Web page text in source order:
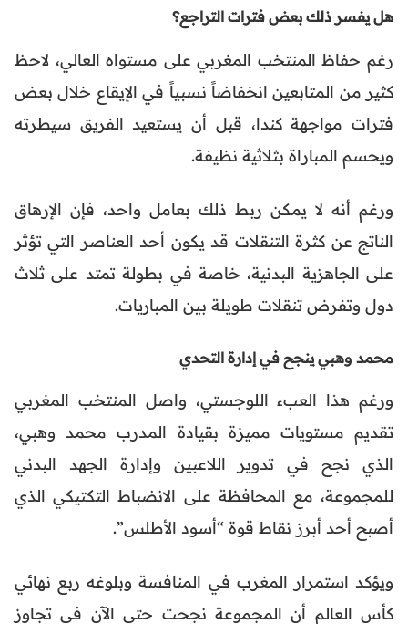
هل يفسر ذلك بعض فترات التراجع؟
رغم حفاظ المنتخب المغربي على مستواه العالي، لاحظ
كثير من المتابعين انخفاضاً نسبياً في الإيقاع خلال بعض
فترات مواجهة كندا، قبل أن يستعيد الفريق سيطرته
ويحسم المباراة بثلاثية نظيفة.
ورغم أنه لا يمكن ربط ذلك بعامل واحد، فإن الإرهاق
الناتج عن كثرة التنقلات قد يكون أحد العناصر التي تؤثر
على الجاهزية البدنية، خاصة في بطولة تمتد على ثلاث
دول وتفرض تنقلات طويلة بين المباريات.
محمد وهبي ينجح في إدارة التحدي
ورغم هذا العبء اللوجستي، واصل المنتخب المغربي
تقديم مستويات مميزة بقيادة المدرب محمد وهبي،
الذي نجح في تدوير اللاعبين وإدارة الجهد البدني
للمجموعة، مع المحافظة على الانضباط التكتيكي الذي
أصبح أحد أبرز نقاط قوة “أسود الأطلس”.
ويؤكد استمرار المغرب في المنافسة وبلوغه ربع نهائي
كأس العالم أن المجموعة نجحت حتى الآن في تجاوز